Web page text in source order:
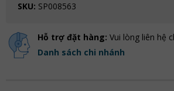
SKU: SP008563
Hỗ trợ đặt hàng: Vui lòng liên hệ
Danh sách chi nhánh